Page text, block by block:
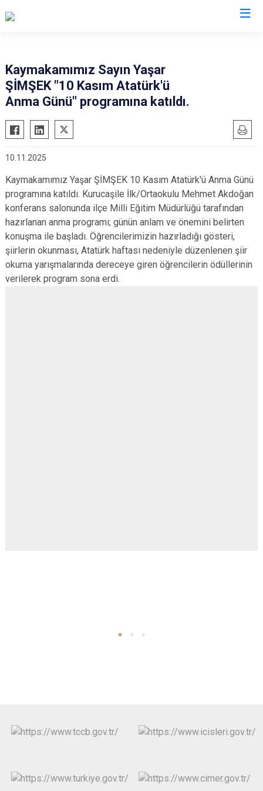
Amasra
Ulus
Kaymakamımız Sayın Yaşar
ŞİMŞEK "10 Kasım Atatürk'ü
Anma Günü" programına katıldı.
10.11.2025
Kaymakamımız Yaşar ŞİMŞEK 10 Kasım Atatürk'ü Anma Günü
programına katıldı. Kurucaşile İlk/Ortaokulu Mehmet Akdoğan
konferans salonunda ilçe Milli Eğitim Müdürlüğü tarafından
hazırlanan anma programı; günün anlam ve önemini belirten
konuşma ile başladı. Öğrencilerimizin hazırladığı gösteri,
şiirlerin okunması, Atatürk haftası nedeniyle düzenlenen şiir
okuma yarışmalarında dereceye giren öğrencilerin ödüllerinin
verilerek program sona erdi.